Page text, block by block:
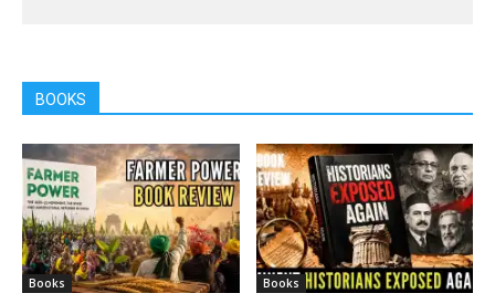
BOOKS
Books Books